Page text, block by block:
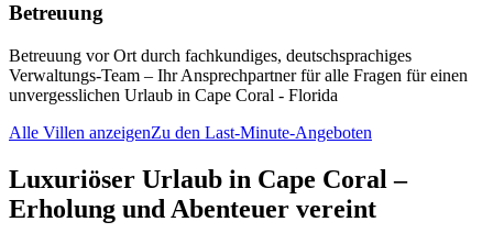
Betreuung
Betreuung vor Ort durch fachkundiges, deutschsprachiges
Verwaltungs-Team – Ihr Ansprechpartner für alle Fragen für einen
unvergesslichen Urlaub in Cape Coral - Florida
Alle Villen anzeigenZu den Last-Minute-Angeboten
Luxuriöser Urlaub in Cape Coral –
Erholung und Abenteuer vereint